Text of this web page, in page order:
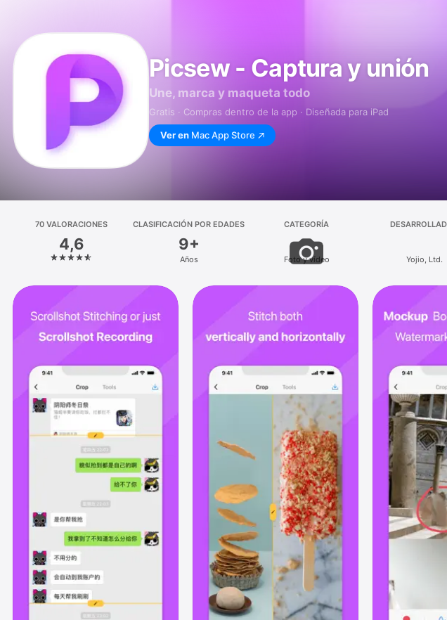
Picsew - Captura y unión
Une, marca y maqueta todo
Gratis · Compras dentro de la app · Diseñada para iPad
Ver en Mac App Store
70 VALORACIONES
4,6
CLASIFICACIÓN POR EDADES
9+
Años
CATEGORÍA
Foto y vídeo Yojio, Ltd.